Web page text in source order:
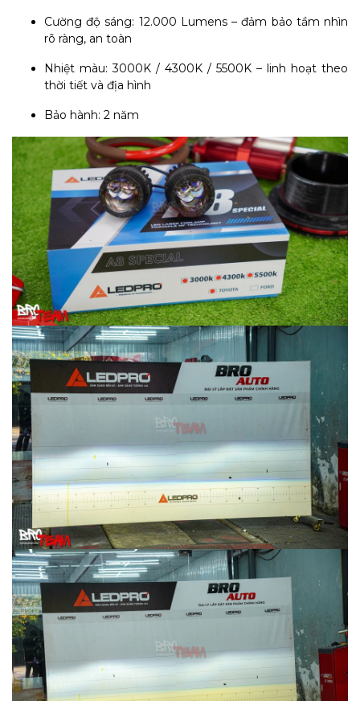
Cường độ sáng: 12.000 Lumens – đảm bảo tầm nhìn
rõ ràng, an toàn
Nhiệt màu: 3000K / 4300K / 5500K – linh hoạt theo
thời tiết và địa hình
Bảo hành: 2 năm